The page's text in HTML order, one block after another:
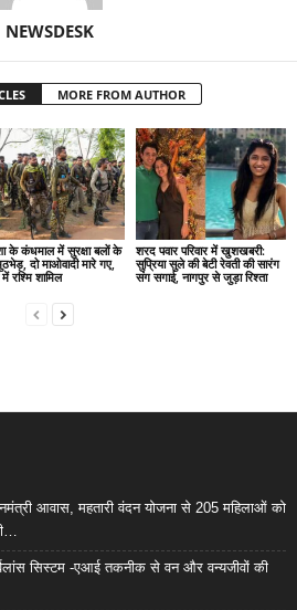
NEWSDESK
MORE FROM AUTHOR
के कंधमाल में सुरक्षा बलों के
दो माओवादी मारे गए,
रश्मि शामिल
शरद पवार परिवार में खुशखबरी:
सुप्रिया सुले की बेटी रेवती की सारंग
संग सगाई, नागपुर से जुड़ा रिश्ता
आवास, महतारी वंदन योजना से 205 महिलाओं को
सिस्टम -एआई तकनीक से वन और वन्यजीवों की